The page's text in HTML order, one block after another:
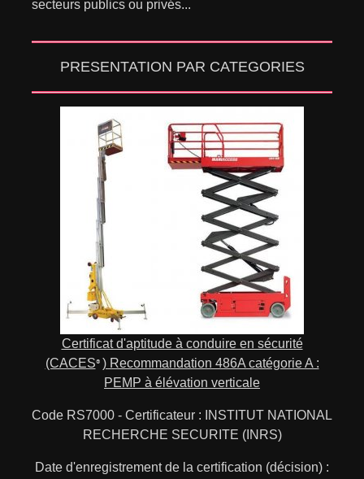
secteurs publics ou privés...
PRESENTATION PAR CATEGORIES
Certificat d'aptitude à conduire en sécurité
(CACES® ) Recommandation 486A catégorie A :
PEMP à élévation verticale
Code RS7000 - Certificateur : INSTITUT NATIONAL
RECHERCHE SECURITE (INRS)
Date d'enregistrement de la certification (décision) :